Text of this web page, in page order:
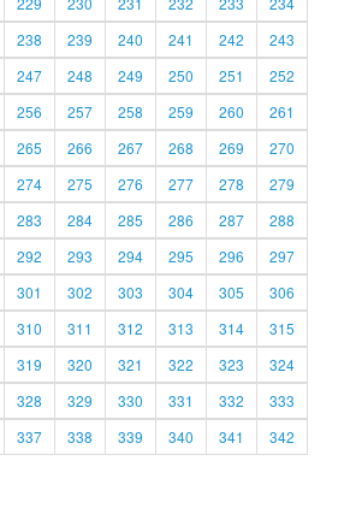
238 239 240 241 242
243
247 248 249 250 251
252
256 257 258 259 260
261
265 266 267 268 269
270
274 275 276 277 278
279
283 284 285 286 287
288
292 293 294 295 296
297
301 302 303 304 305
306
310 311 312 313 314
315
319 320 321 322 323
324
328 329 330 331 332
333
337 338 339 340 341
342